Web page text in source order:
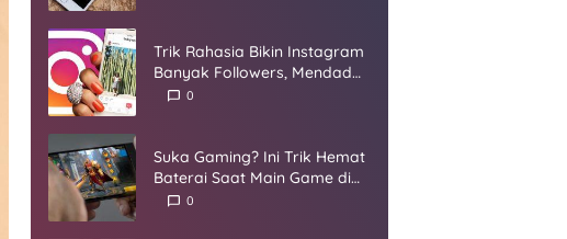
Trik Rahasia Bikin Instagram
Banyak Followers, Mendadak
Jadi Selebgram
0
Suka Gaming? Ini Trik Hemat
Baterai Saat Main Game di
Smartphone
0